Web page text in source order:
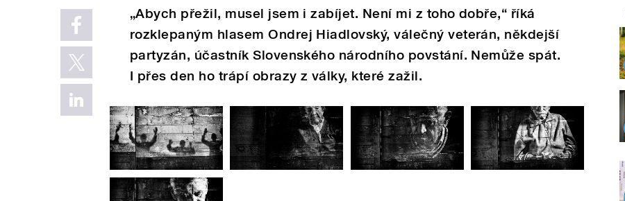
„Abych přežil, musel jsem i zabíjet. Není mi z toho dobře,“ říká
rozklepaným hlasem Ondrej Hiadlovský, válečný veterán, někdejší
partyzán, účastník Slovenského národního povstání. Nemůže spát.
I přes den ho trápí obrazy z války, které zažil.